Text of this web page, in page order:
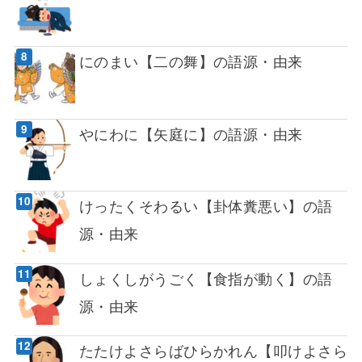
にのまい【二の舞】の語源・由来
やにわに【矢庭に】の語源・由来
けったくそわるい【卦体糞悪い】の語
源・由来
しょくしがうごく【食指が動く】の語
源・由来
たたけよさらばひらかれん【叩けよさら